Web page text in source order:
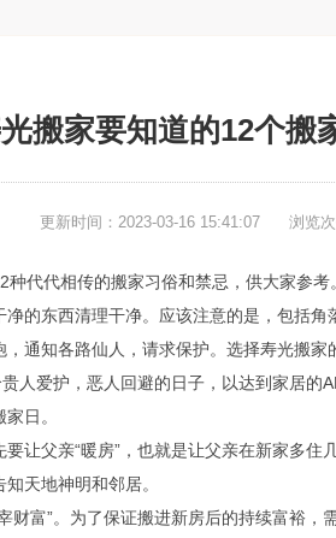
搬家要知道的12个搬
更新时间：2023-03-16 15:41:07 浏览次
代代相传的搬家习俗和禁忌，供大家参
的东西清理干净。应该注意的是，包括角
通知各路仙人，请求保护。选择寿光搬家
人爱护，恶人回避的日子，以达到家居
日。
让父亲“暖房”，也就是让父亲在新家多
天地神明和邻居。
财富”。为了保证搬进新房后的持续富裕